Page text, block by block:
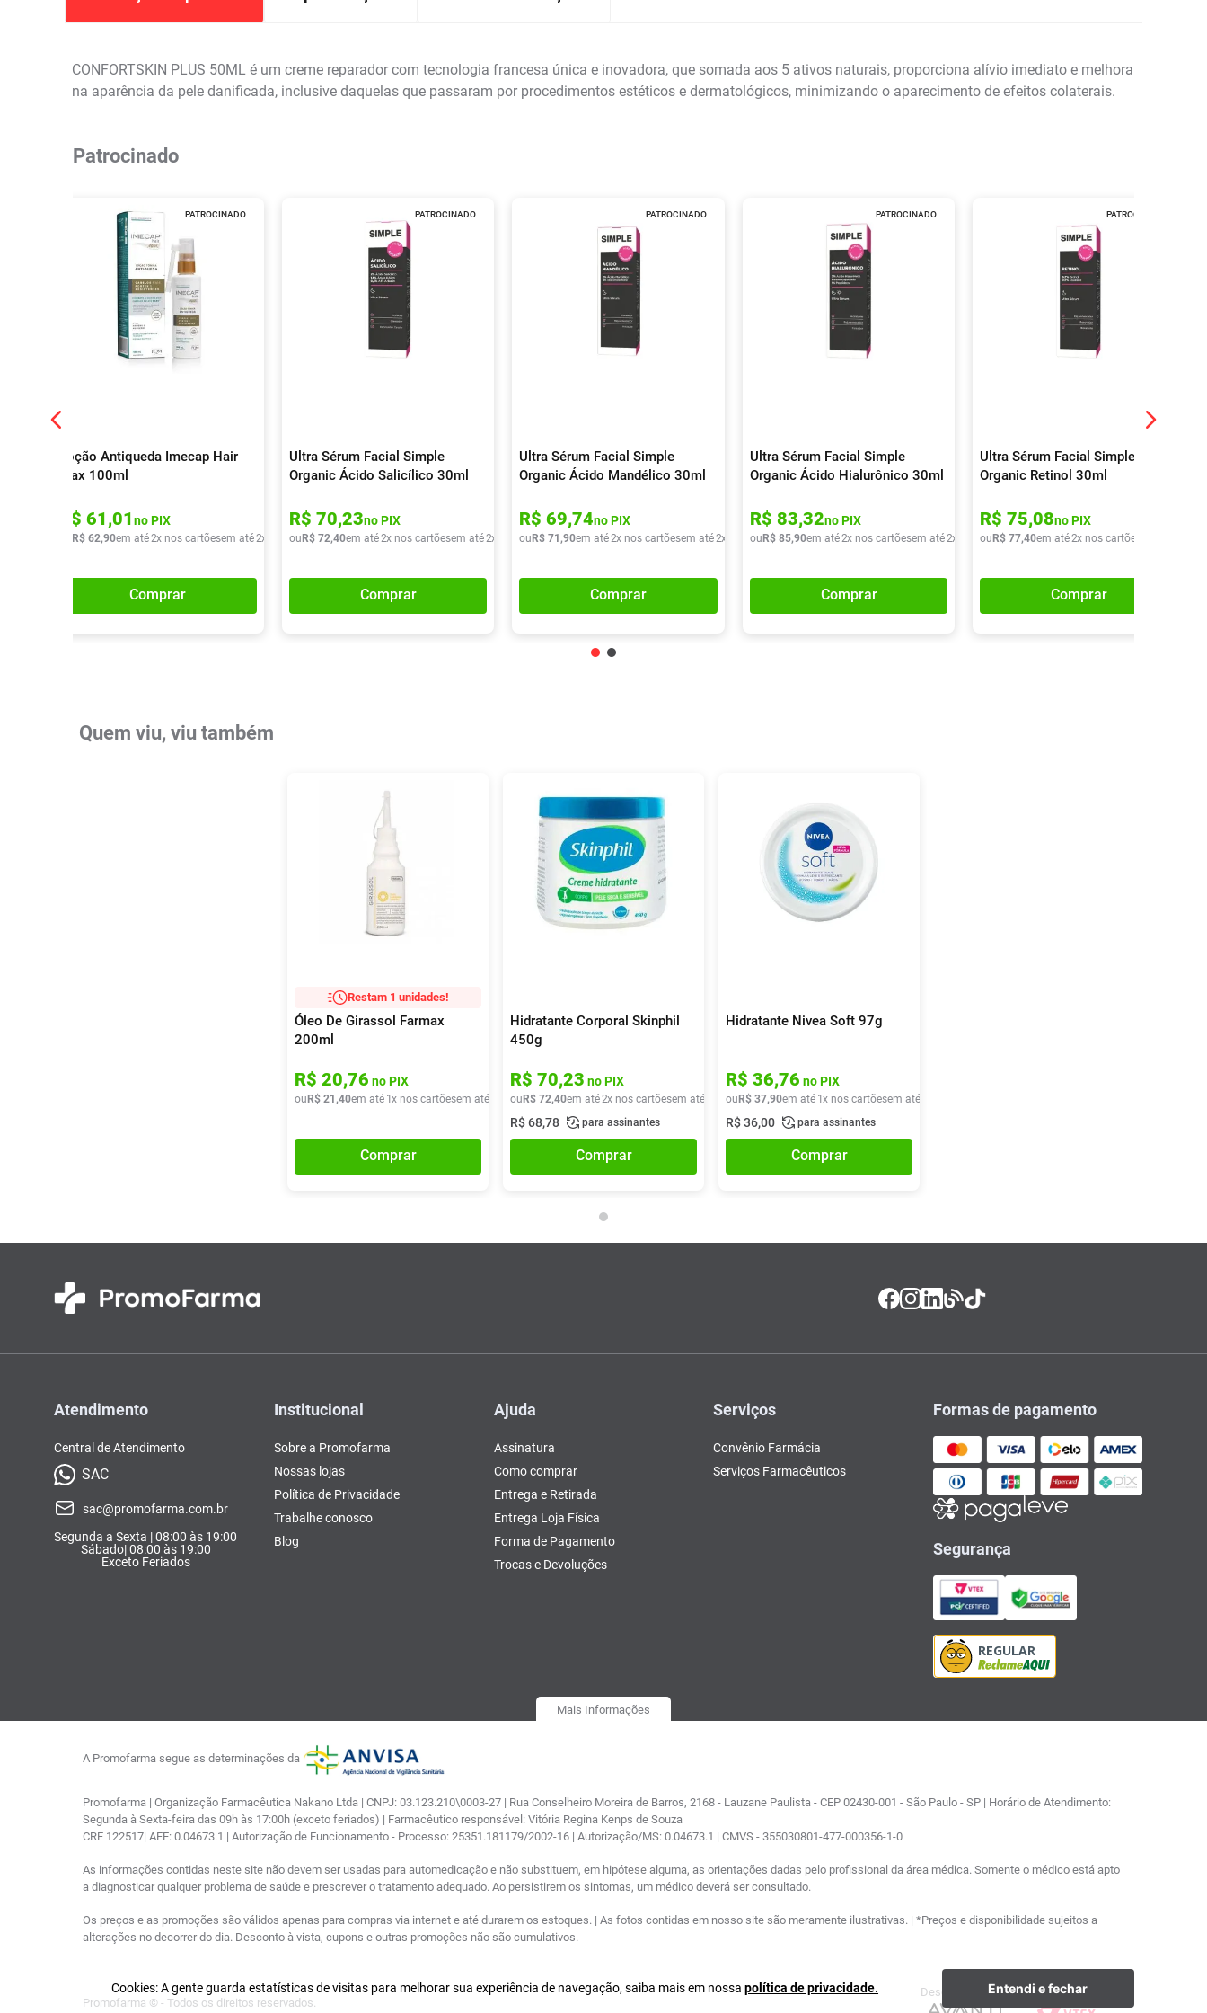
CONFORTSKIN PLUS 50ML é um creme reparador com tecnologia francesa única e inovadora, que somada aos 5 ativos naturais, proporciona alívio imediato e melhora
na aparência da pele danificada, inclusive daquelas que passaram por procedimentos estéticos e dermatológicos, minimizando o aparecimento de efeitos colaterais.
Patrocinado
PATROCINADO
Loção Antiqueda Imecap Hair
Max 100ml
R$ 61,01no PIX
R$ 62,90em até2x nos cartõesem até2x de R$ 31,45
Comprar
PATROCINADO
Ultra Sérum Facial Simple
Organic Ácido Salicílico 30ml
R$ 70,23no PIX
ou R$ 72,40em até2x nos cartõesem até2x de R$ 36,20
Comprar
PATROCINADO
Ultra Sérum Facial Simple
Organic Ácido Mandélico 30ml
R$ 69,74no PIX
ou R$ 71 ,90em até2x nos cartõesem até2x de R$ 35,95
Comprar
PATROCINADO
Ultra Sérum Facial Simple
Organic Ácido Hialurônico 30ml
R$ 83,32no PIX
ou R$ 85,90em até2x nos cartõesem até2x de R$ 42,95
Comprar
PATROCINADO
Ultra Sérum Facial Simple
Organic Retinol 30ml
R$ 75,08no PIX
ou R$ 77,40em até2x nos cartões
Comprar
Quem viu, viu também
Restam 1 unidades!
Óleo De Girassol Farmax
200ml
R$ 20,76 no PIX
ou R$ 21 ,40em até 1x nos cartõesem até x deR$ 21,40
Comprar
Hidratante Corporal Skinphil
450g
R$ 70,23 no PIX
ou R$ 72,40em até2x nos cartõesem até x deR$ 36,20
R$68,78 para assinantes
Comprar
Hidratante Nivea Soft 97g
R$ 36,76 no PIX
ou R$ 37,90em até 1x nos cartõesem até
R$36,00 para assinantes
Comprar
Cookies: A gente guarda estatísticas de visitas para melhorar sua experiência de navegação, saiba mais em nossa política de privacidade. Entendi e fechar
Atendimento
Central de Atendimento
SAC
sac@promofarma.com.br
Segunda a Sexta | 08:00 às 19:00
Sábado| 08:00 às 19:00
Exceto Feriados
Institucional
Sobre a Promofarma
Nossas lojas
Política de Privacidade
Trabalhe conosco
Blog
Ajuda
Assinatura
Como comprar
Entrega e Retirada
Entrega Loja Física
Forma de Pagamento
Trocas e Devoluções
Serviços
Convênio Farmácia
Serviços Farmacêuticos
Formas de pagamento
Segurança
Mais Informações
A Promofarma segue as determinações da
Promofarma | Organização Farmacêutica Nakano Ltda | CNPJ: 03.123.210\0003-27 | Rua Conselheiro Moreira de Barros, 2168 - Lauzane Paulista - CEP 02430-001 - São Paulo - SP | Horário de Atendimento:
Segunda à Sexta-feira das 09h às 17:00h (exceto feriados) | Farmacêutico responsável: Vitória Regina Kenps de Souza
CRF 122517| AFE: 0.04673.1 | Autorização de Funcionamento - Processo: 25351.181179/2002-16 | Autorização/MS: 0.04673.1 | CMVS - 355030801-477-000356-1-0
As informações contidas neste site não devem ser usadas para automedicação e não substituem, em hipótese alguma, as orientações dadas pelo profissional da área médica. Somente o médico está apto
a diagnosticar qualquer problema de saúde e prescrever o tratamento adequado. Ao persistirem os sintomas, um médico deverá ser consultado.
Os preços e as promoções são válidos apenas para compras via internet e até durarem os estoques. | As fotos contidas em nosso site são meramente ilustrativas. | *Preços e disponibilidade sujeitos a
alterações no decorrer do dia. Desconto à vista, cupons e outras promoções não são cumulativos.
Promofarma © - Todos os direitos reservados.
Desenvolvimento Plataforma